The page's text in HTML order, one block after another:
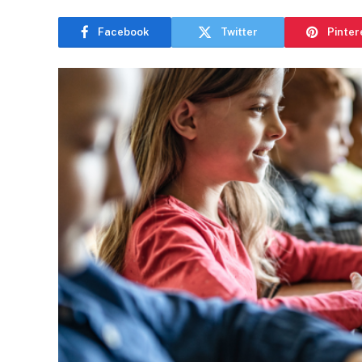
Facebook Twitter